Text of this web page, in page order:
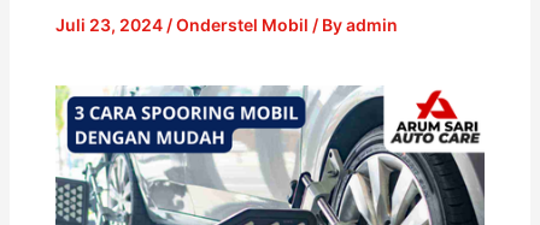
Juli 23, 2024 /Onderstel Mobil / Byadmin